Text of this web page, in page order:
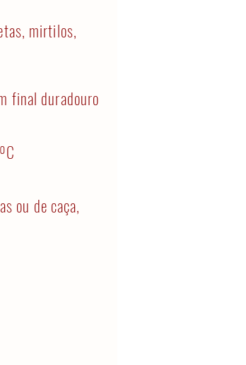
mirtilos,
final duradouro
ou de caça,